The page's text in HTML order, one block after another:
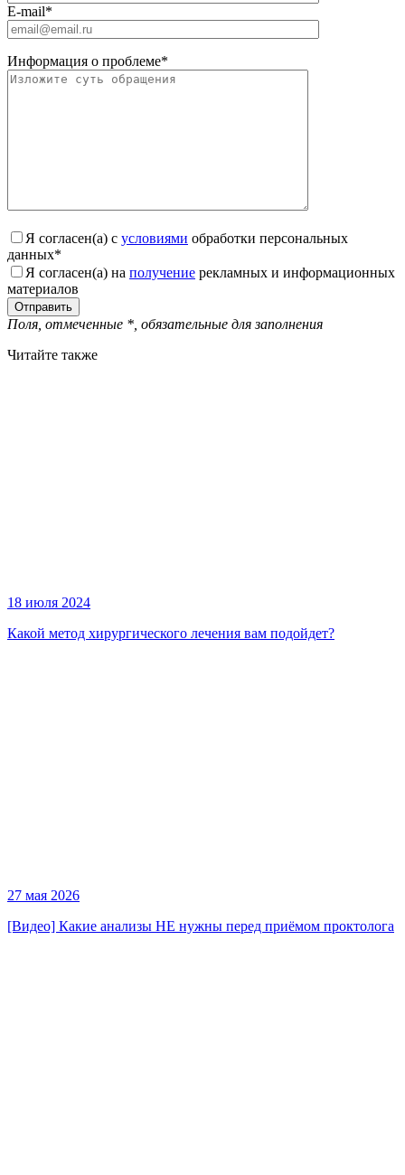
E-mail*
Информация о проблеме*
Я согласен(а) с условиями обработки персональных
данных*
Я согласен(а) на получение рекламных и информационных
материалов
Поля, отмеченные *, обязательные для заполнения
Читайте также
18 июля 2024
Какой метод хирургического лечения вам подойдет?
27 мая 2026
[Видео] Какие анализы НЕ нужны перед приёмом проктолога